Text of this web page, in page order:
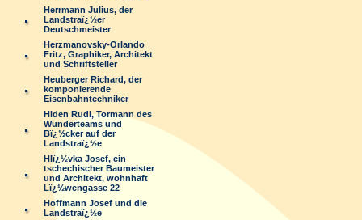
Herrmann Julius, der
Landstraï¿½er
Deutschmeister
Herzmanovsky-Orlando
Fritz, Graphiker, Architekt
und Schriftsteller
Heuberger Richard, der
komponierende
Eisenbahntechniker
Hiden Rudi, Tormann des
Wunderteams und
Bï¿½cker auf der
Landstraï¿½e
Hlï¿½vka Josef, ein
tschechischer Baumeister
und Architekt, wohnhaft
Lï¿½wengasse 22
Hoffmann Josef und die
Landstraï¿½e